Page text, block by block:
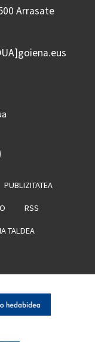
Arrasate
PUBLIZITATEA
RSS
TALDEA